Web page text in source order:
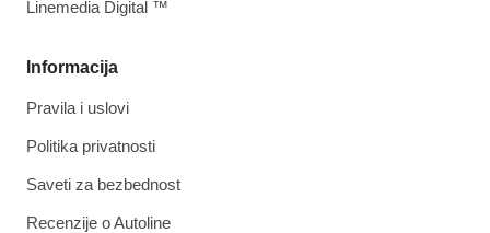
Informacija
Pravila i uslovi
Politika privatnosti
Saveti za bezbednost
Recenzije o Autoline
Linemedia Digital ™